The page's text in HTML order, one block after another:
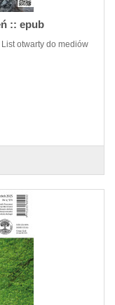
:: epub
otwarty do mediów